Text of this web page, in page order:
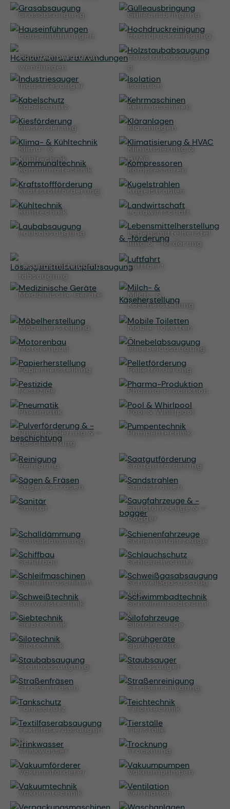
Grasabsaugung
Gülleausbringung
Hauseinführungen
Hochdruckreinigung
Hochtemperaturan
wendungen
Holzstaubabsaugun
g
Industriesauger
Isolation
Kabelschutz
Kehrmaschinen
Kiesförderung
Kläranlagen
Klima- &
Kühltechnik
Klimatisierung &
HVAC
Kommunaltechnik
Kompressoren
Kraftstoffförderung
Kugelstrahlen
Kühltechnik
Landwirtschaft
Laubabsaugung
Lebensmittelherstel
lung & -förderung
Lösungsmitteldamp
fabsaugung
Luftfahrt
Medizinische Geräte
Milch- &
Käseherstellung
Möbelherstellung
Mobile Toiletten
Motorenbau
Ölnebelabsaugung
Papierherstellung
Pelletförderung
Pestizide
Pharma-Produktion
Pneumatik
Pool & Whirlpool
Pulverförderung & -
beschichtung
Pumpentechnik
Reinigung
Saatgutförderung
Sägen & Fräsen
Sandstrahlen
Sanitär
Saugfahrzeuge & -
bagger
Schalldämmung
Schienenfahrzeuge
Schiffbau
Schlauchschutz
Schleifmaschinen
Schweißgasabsaug
ung
Schweißtechnik
Schwimmbadtechni
k
Siebtechnik
Silofahrzeuge
Silotechnik
Sprühgeräte
Staubabsaugung
Staubsauger
Straßenfräsen
Straßenreinigung
Tankschutz
Teichtechnik
Textilfaserabsaugun
g
Tierställe
Trinkwasser
Trocknung
Vakuumförderer
Vakuumpumpen
Vakuumtechnik
Ventilation